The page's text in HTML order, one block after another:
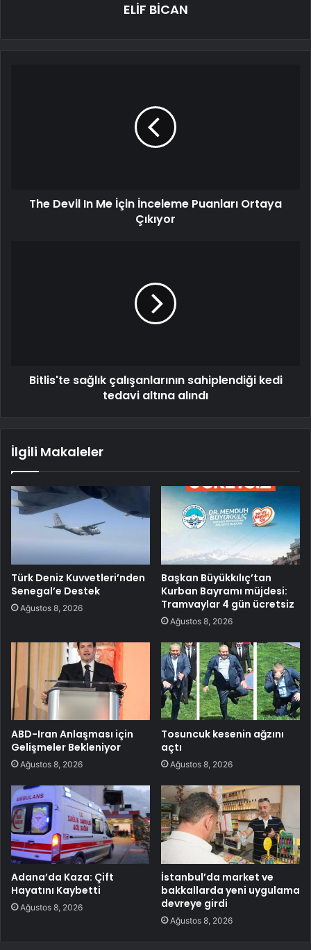
ELİF BİCAN
The Devil In Me İçin İnceleme Puanları Ortaya
Çıkıyor
Bitlis'te sağlık çalışanlarının sahiplendiği kedi
tedavi altına alındı
İlgili Makaleler
Türk Deniz Kuvvetleri’nden
Senegal’e Destek
Ağustos 8, 2026
Başkan Büyükkılıç’tan
Kurban Bayramı müjdesi:
Tramvaylar 4 gün ücretsiz
Ağustos 8, 2026
ABD-Iran Anlaşması için
Gelişmeler Bekleniyor
Ağustos 8, 2026
Tosuncuk kesenin ağzını
açtı
Ağustos 8, 2026
Adana’da Kaza: Çift
Hayatını Kaybetti
Ağustos 8, 2026
İstanbul’da market ve
bakkallarda yeni uygulama
devreye girdi
Ağustos 8, 2026